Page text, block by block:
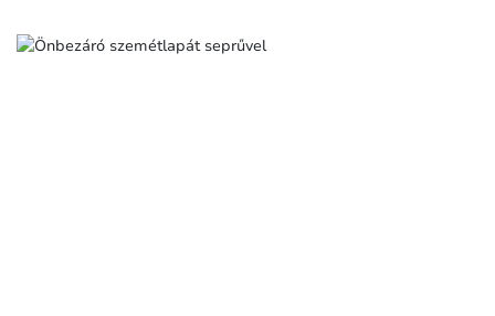
Slide 1 of 1